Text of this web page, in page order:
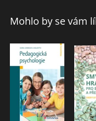
pohyblivosti mluvidel.
her se děti naučí lépe
ale především zažijí
Mohlo by se vám